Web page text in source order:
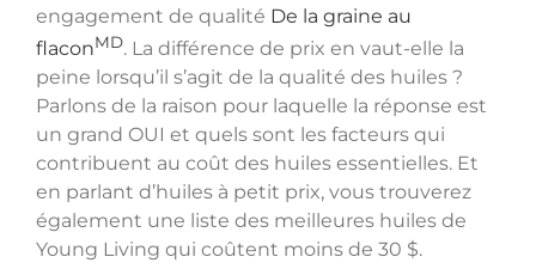
engagement de qualité De la graine au
flaconMD. La différence de prix en vaut-elle la
peine lorsqu’il s’agit de la qualité des huiles ?
Parlons de la raison pour laquelle la réponse est
un grand OUI et quels sont les facteurs qui
contribuent au coût des huiles essentielles. Et
en parlant d’huiles à petit prix, vous trouverez
également une liste des meilleures huiles de
Young Living qui coûtent moins de 30 $.